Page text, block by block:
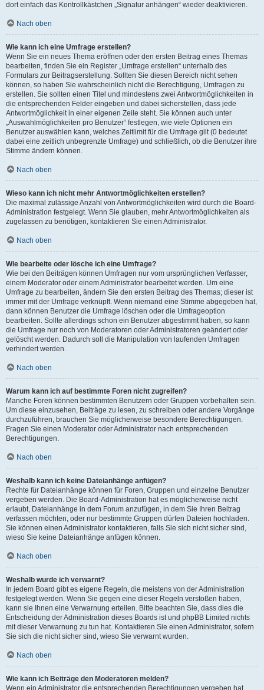
dort einfach das Kontrollkästchen „Signatur anhängen“ wieder deaktivieren.
Nach oben
Wie kann ich eine Umfrage erstellen?
Wenn Sie ein neues Thema eröffnen oder den ersten Beitrag eines Themas
bearbeiten, finden Sie ein Register „Umfrage erstellen“ unterhalb des
Formulars zur Beitragserstellung. Sollten Sie diesen Bereich nicht sehen
können, so haben Sie wahrscheinlich nicht die Berechtigung, Umfragen zu
erstellen. Sie sollten einen Titel und mindestens zwei Antwortmöglichkeiten in
die entsprechenden Felder eingeben und dabei sicherstellen, dass jede
Antwortmöglichkeit in einer eigenen Zeile steht. Sie können auch unter
„Auswahlmöglichkeiten pro Benutzer“ festlegen, wie viele Optionen ein
Benutzer auswählen kann, welches Zeitlimit für die Umfrage gilt (0 bedeutet
dabei eine zeitlich unbegrenzte Umfrage) und schließlich, ob die Benutzer ihre
Stimme ändern können.
Nach oben
Wieso kann ich nicht mehr Antwortmöglichkeiten erstellen?
Die maximal zulässige Anzahl von Antwortmöglichkeiten wird durch die Board-
Administration festgelegt. Wenn Sie glauben, mehr Antwortmöglichkeiten als
zugelassen zu benötigen, kontaktieren Sie einen Administrator.
Nach oben
Wie bearbeite oder lösche ich eine Umfrage?
Wie bei den Beiträgen können Umfragen nur vom ursprünglichen Verfasser,
einem Moderator oder einem Administrator bearbeitet werden. Um eine
Umfrage zu bearbeiten, ändern Sie den ersten Beitrag des Themas; dieser ist
immer mit der Umfrage verknüpft. Wenn niemand eine Stimme abgegeben hat,
dann können Benutzer die Umfrage löschen oder die Umfrageoption
bearbeiten. Sollte allerdings schon ein Benutzer abgestimmt haben, so kann
die Umfrage nur noch von Moderatoren oder Administratoren geändert oder
gelöscht werden. Dadurch soll die Manipulation von laufenden Umfragen
verhindert werden.
Nach oben
Warum kann ich auf bestimmte Foren nicht zugreifen?
Manche Foren können bestimmten Benutzern oder Gruppen vorbehalten sein.
Um diese einzusehen, Beiträge zu lesen, zu schreiben oder andere Vorgänge
durchzuführen, brauchen Sie möglicherweise besondere Berechtigungen.
Fragen Sie einen Moderator oder Administrator nach entsprechenden
Berechtigungen.
Nach oben
Weshalb kann ich keine Dateianhänge anfügen?
Rechte für Dateianhänge können für Foren, Gruppen und einzelne Benutzer
vergeben werden. Die Board-Administration hat es möglicherweise nicht
erlaubt, Dateianhänge in dem Forum anzufügen, in dem Sie Ihren Beitrag
verfassen möchten, oder nur bestimmte Gruppen dürfen Dateien hochladen.
Sie können einen Administrator kontaktieren, falls Sie sich nicht sicher sind,
wieso Sie keine Dateianhänge anfügen können.
Nach oben
Weshalb wurde ich verwarnt?
In jedem Board gibt es eigene Regeln, die meistens von der Administration
festgelegt werden. Wenn Sie gegen eine dieser Regeln verstoßen haben,
kann sie Ihnen eine Verwarnung erteilen. Bitte beachten Sie, dass dies die
Entscheidung der Administration dieses Boards ist und phpBB Limited nichts
mit dieser Verwarnung zu tun hat. Kontaktieren Sie einen Administrator, sofern
Sie sich die nicht sicher sind, wieso Sie verwarnt wurden.
Nach oben
Wie kann ich Beiträge den Moderatoren melden?
Wenn ein Administrator die entsprechenden Berechtigungen vergeben hat,